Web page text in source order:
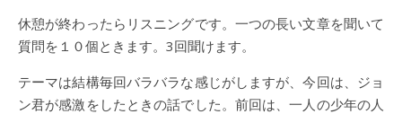
休憩が終わったらリスニングです。一つの長い文章を聞いて
質問を１０個ときます。3回聞けます。
テーマは結構毎回バラバラな感じがしますが、今回は、ジョ
ン君が感激をしたときの話でした。前回は、一人の少年の人